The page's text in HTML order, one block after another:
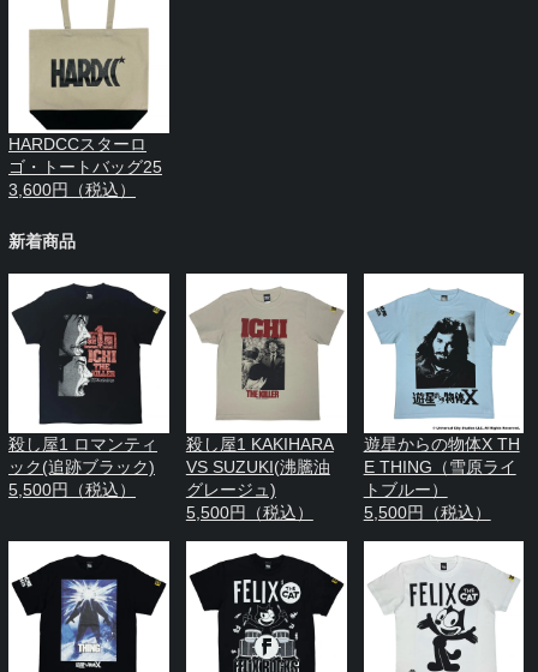
HARDCCスターロ
ゴ・トートバッグ25
3,600円（税込）
新着商品
殺し屋1 ロマンティ
ック(追跡ブラック)
5,500円（税込）
殺し屋1 KAKIHARA
VS SUZUKI(沸騰油
グレージュ)
5,500円（税込）
遊星からの物体X TH
E THING（雪原ライ
トブルー）
5,500円（税込）